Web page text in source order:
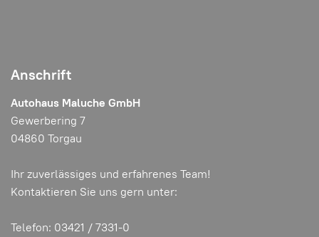
Anschrift
Autohaus Maluche GmbH
Gewerbering 7
04860 Torgau
Ihr zuverlässiges und erfahrenes Team!
Kontaktieren Sie uns gern unter:
Telefon: 03421 / 7331-0